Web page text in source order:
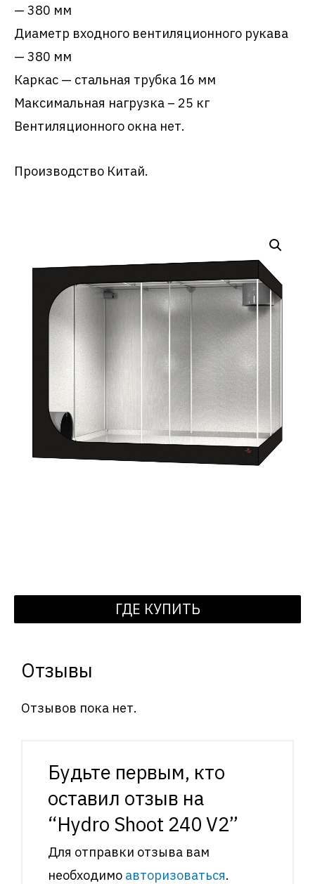
— 380 мм
Диаметр входного вентиляционного рукава
— 380 мм
Каркас — стальная трубка 16 мм
Максимальная нагрузка – 25 кг
Вентиляционного окна нет.
Производство Китай.
ГДЕ КУПИТЬ
Отзывы
Отзывов пока нет.
Будьте первым, кто
оставил отзыв на
“Hydro Shoot 240 V2”
Для отправки отзыва вам
необходимо авторизоваться.